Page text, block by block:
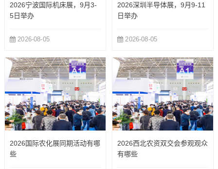
2026宁波国际机床展，9月3-
5日举办
2026-08-05
2026深圳半导体展，9月9-11
日举办
2026-08-05
2026国际农化展同期活动有哪
些
2026西北农资双交会参观观众
有哪些